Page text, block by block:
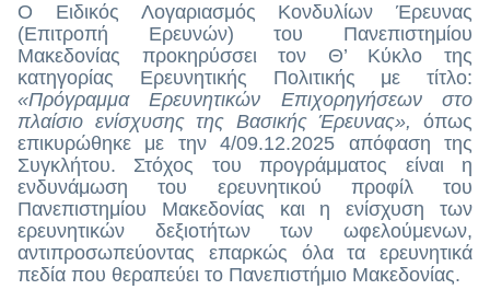
O Ειδικός Λογαριασμός Κονδυλίων Έρευνας
(Επιτροπή Ερευνών) του Πανεπιστημίου
Μακεδονίας προκηρύσσει τον Θ’ Κύκλο της
κατηγορίας Ερευνητικής Πολιτικής με τίτλο:
«Πρόγραμμα Ερευνητικών Επιχορηγήσεων στο
πλαίσιο ενίσχυσης της Βασικής Έρευνας», όπως
επικυρώθηκε με την 4/09.12.2025 απόφαση της
Συγκλήτου. Στόχος του προγράμματος είναι η
ενδυνάμωση του ερευνητικού προφίλ του
Πανεπιστημίου Μακεδονίας και η ενίσχυση των
ερευνητικών δεξιοτήτων των ωφελούμενων,
αντιπροσωπεύοντας επαρκώς όλα τα ερευνητικά
πεδία που θεραπεύει το Πανεπιστήμιο Μακεδονίας.